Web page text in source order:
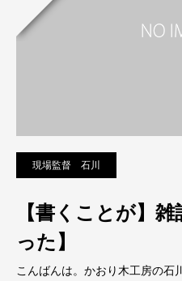
現場監督 石川
【書くことが】
った】
こんばんは。かおり木工房の石